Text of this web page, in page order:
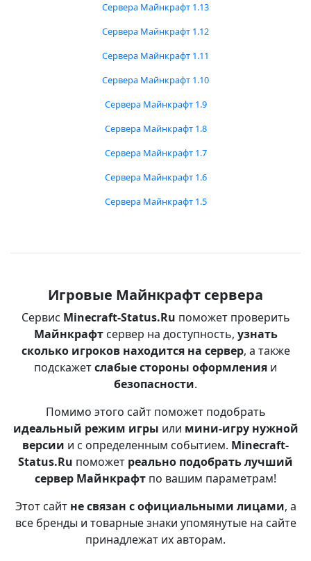
Сервера Майнкрафт 1.13
Сервера Майнкрафт 1.12
Сервера Майнкрафт 1.11
Сервера Майнкрафт 1.10
Сервера Майнкрафт 1.9
Сервера Майнкрафт 1.8
Сервера Майнкрафт 1.7
Сервера Майнкрафт 1.6
Сервера Майнкрафт 1.5
Игровые Майнкрафт сервера
Сервис Minecraft-Status.Ru поможет проверить
Майнкрафтсервер на доступность, узнать
сколько игроков находится на сервер, а также
подскажетслабые стороны оформления и
безопасности.
Помимо этого сайт поможет подобрать
идеальный режим игры или мини-игру нужной
версии и с определенным событием. Minecraft-
Status.Ru поможет реально подобрать лучший
сервер Майнкрафт по вашим параметрам!
Этот сайт не связан с официальными лицами, а
все бренды и товарные знаки упомянутые на сайте
принадлежат их авторам.